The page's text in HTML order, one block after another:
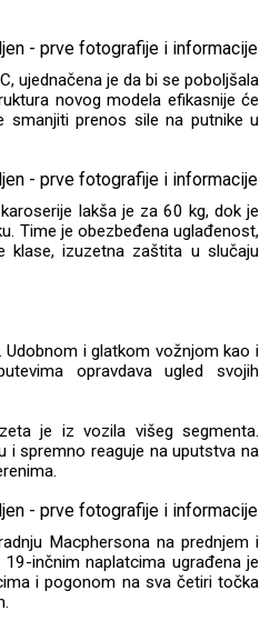
ujednačena je da bi se poboljšala
novog modela efikasnije će
smanjiti prenos sile na putnike u
lakša je za 60 kg, dok je
Time je obezbeđena uglađenost,
klase, izuzetna zaštita u slučaju
Udobnom i glatkom vožnjom kao i
opravdava ugled svojih
je iz vozila višeg segmenta.
i spremno reaguje na uputstva na
Macphersona na prednjem i
inčnim naplatcima ugrađena je
i pogonom na sva četiri točka